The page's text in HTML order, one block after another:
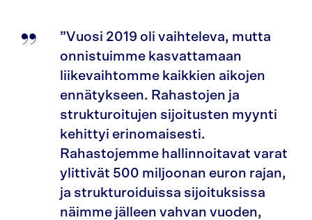
”Vuosi 2019 oli vaihteleva, mutta
onnistuimme kasvattamaan
liikevaihtomme kaikkien aikojen
ennätykseen. Rahastojen ja
strukturoitujen sijoitusten myynti
kehittyi erinomaisesti.
Rahastojemme hallinnoitavat varat
ylittivät 500 miljoonan euron rajan,
ja strukturoiduissa sijoituksissa
näimme jälleen vahvan vuoden,